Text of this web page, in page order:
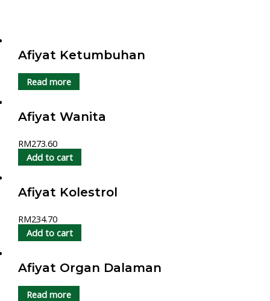
Afiyat Ketumbuhan
Read more
Afiyat Wanita
RM273.60
Add to cart
Afiyat Kolestrol
RM234.70
Add to cart
Afiyat Organ Dalaman
Read more